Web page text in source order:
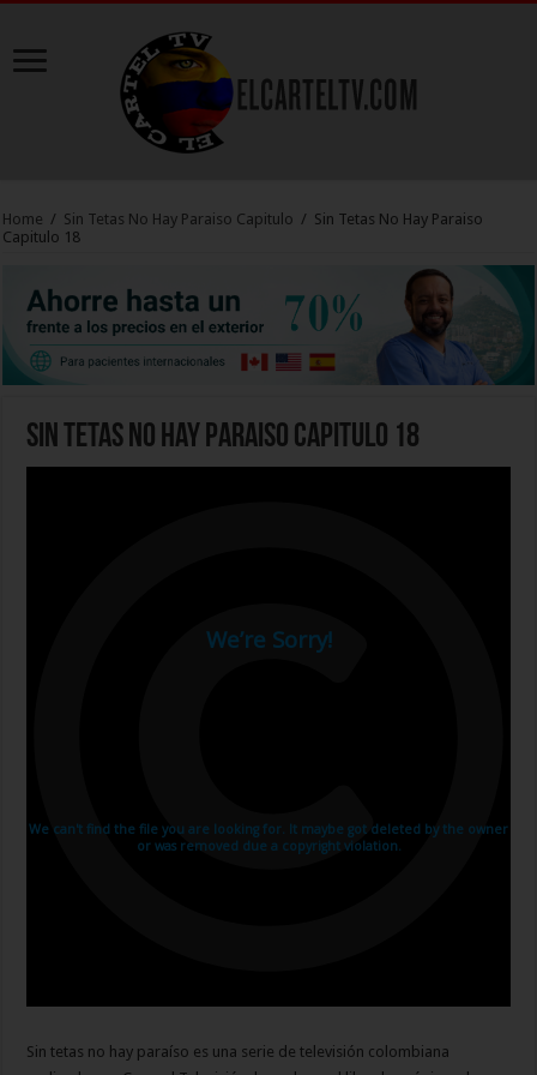
Home / Sin Tetas No Hay Paraiso Capitulo / Sin Tetas No Hay Paraiso
Capitulo 18
Sin Tetas No Hay Paraiso Capitulo 18
Sin tetas no hay paraíso es una serie de televisión colombiana